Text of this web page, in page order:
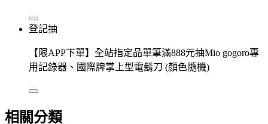
登記抽
【限APP下單】全站指定品單筆滿888元抽Mio gogoro專
用記錄器、國際牌掌上型電鬍刀 (顏色隨機)
相關分類